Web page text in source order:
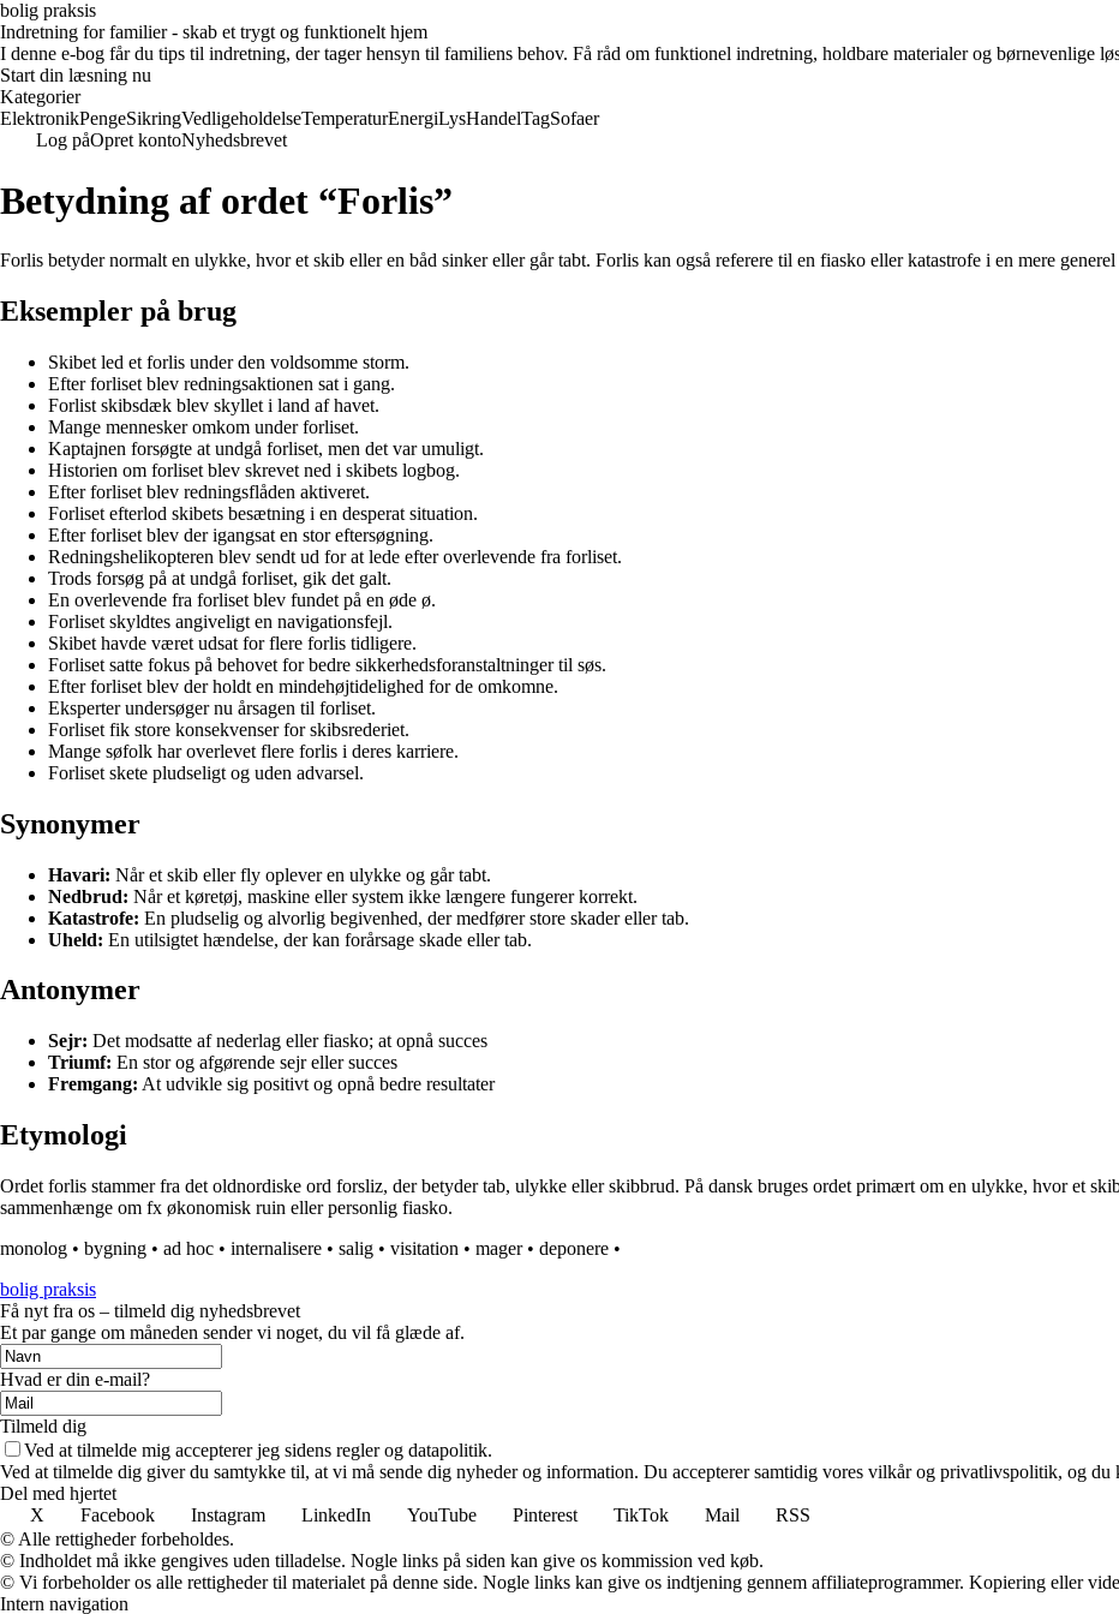
bolig praksis
Indretning for familier - skab et trygt og funktionelt hjem
I denne e-bog får du tips til indretning, der tager hensyn til familiens behov. Få råd om funktionel indretning, holdbare materialer og børnevenlige
Start din læsning nu
Kategorier
ElektronikPengeSikringVedligeholdelseTemperaturEnergiLysHandelTagSofaer
Log påOpret kontoNyhedsbrevet
Betydning af ordet “Forlis”
Forlis betyder normalt en ulykke, hvor et skib eller en båd sinker eller går tabt. Forlis kan også referere til en fiasko eller katastrofe i en mere
Eksempler på brug
Skibet led et forlis under den voldsomme storm.
Efter forliset blev redningsaktionen sat i gang.
Forlist skibsdæk blev skyllet i land af havet.
Mange mennesker omkom under forliset.
Kaptajnen forsøgte at undgå forliset, men det var umuligt.
Historien om forliset blev skrevet ned i skibets logbog.
Efter forliset blev redningsflåden aktiveret.
Forliset efterlod skibets besætning i en desperat situation.
Efter forliset blev der igangsat en stor eftersøgning.
Redningshelikopteren blev sendt ud for at lede efter overlevende fra forliset.
Trods forsøg på at undgå forliset, gik det galt.
En overlevende fra forliset blev fundet på en øde ø.
Forliset skyldtes angiveligt en navigationsfejl.
Skibet havde været udsat for flere forlis tidligere.
Forliset satte fokus på behovet for bedre sikkerhedsforanstaltninger til søs.
Efter forliset blev der holdt en mindehøjtidelighed for de omkomne.
Eksperter undersøger nu årsagen til forliset.
Forliset fik store konsekvenser for skibsrederiet.
Mange søfolk har overlevet flere forlis i deres karriere.
Forliset skete pludseligt og uden advarsel.
Synonymer
Havari: Når et skib eller fly oplever en ulykke og går tabt.
Nedbrud: Når et køretøj, maskine eller system ikke længere fungerer korrekt.
Katastrofe: En pludselig og alvorlig begivenhed, der medfører store skader eller tab.
Uheld: En utilsigtet hændelse, der kan forårsage skade eller tab.
Antonymer
Sejr: Det modsatte af nederlag eller fiasko; at opnå succes
Triumf: En stor og afgørende sejr eller succes
Fremgang: At udvikle sig positivt og opnå bedre resultater
Etymologi
Ordet forlis stammer fra det oldnordiske ord forsliz, der betyder tab, ulykke eller skibbrud. På dansk bruges ordet primært om en ulykke, hvor et
sammenhænge om fx økonomisk ruin eller personlig fiasko.
monolog • bygning • ad hoc • internalisere • salig • visitation • mager• deponere •
bolig praksis
Få nyt fra os – tilmeld dig nyhedsbrevet
Et par gange om måneden sender vi noget, du vil få glæde af.
Hvad er din e-mail?
Tilmeld dig
Ved at tilmelde mig accepterer jeg sidens regler og datapolitik.
Ved at tilmelde dig giver du samtykke til, at vi må sende dig nyheder og information. Du accepterer samtidig vores vilkår og privatlivspolitik, og du
Del med hjertet
X
Facebook Instagram LinkedIn YouTube Pinterest TikTok Mail
RSS
© Alle rettigheder forbeholdes.
© Indholdet må ikke gengives uden tilladelse. Nogle links på siden kan give os kommission ved køb.
© Vi forbeholder os alle rettigheder til materialet på denne side. Nogle links kan give os indtjening gennem affiliateprogrammer. Kopiering eller
Intern navigation